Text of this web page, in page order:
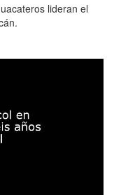
lideran el